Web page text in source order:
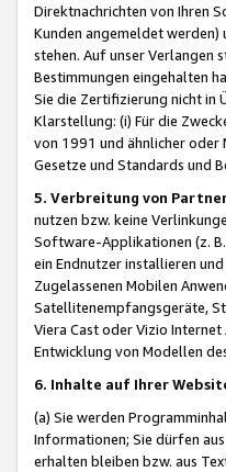
Direktnachrichten von Ihren
Kunden angemeldet werden)
stehen. Auf unser Verlangen
Bestimmungen eingehalten
Sie die Zertifizierung nicht in
Klarstellung: (i) Für die
von 1991 und ähnlicher oder
Gesetze und Standards und
5. Verbreitung von
nutzen bzw. keine
Software-Applikationen (z.
ein Endnutzer installieren
Zugelassenen Mobilen
Satellitenempfangsgeräte,
Viera Cast oder Vizio
Entwicklung von Modellen
6. Inhalte auf Ihrer
(a) Sie werden
Informationen; Sie dürfen
erhalten bleiben bzw. aus